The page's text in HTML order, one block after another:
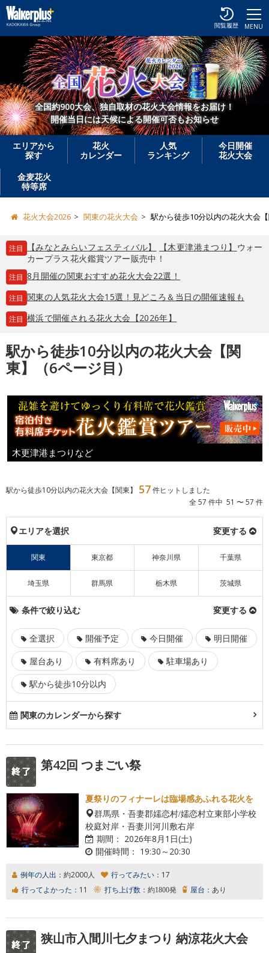
MENU
閲覧履歴
全国約900大会、独自取材の花火大会情報をお届け！
開催当日には天候による開催可否もお知らせ
エリアから
探す
花火
カレンダー
人気
ランキング
今日開催
花火大会
金麦花火
特等席
花火大会2026 関東の花火大会 駅から徒歩10分以内の花火大会
注目 【みなとみらいフェスティバル】 【木更津港まつり】 ウォー
カープラス花火鑑賞ツアー販売中！
注目 8月開催の関東おすすめ花火大会22選！
注目 関東の人気花火大会15選！見どころ＆当日の開催速報も
注目 横浜で開催される花火大会【2026年】
駅から徒歩10分以内の花火大会【関
東】（6ページ目）
木更津港まつりなど
駅から徒歩10分以内の花火大会【関東】 57件ヒットしました
全 57 件中 51 〜 57 件
エリアを選択 変更する
関東 東京都 神奈川県 千葉県
埼玉県 群馬県 栃木県 茨城県
条件で絞り込む 変更する
全選択 開催予定 今日開催
明日開催
屋台あり
有料席あり
駐車場あり
駅から徒歩10分以内
関東のカレンダーから探す
第42回 つまごい祭
夏祭りのフィナーレは臨場感あふれる花火を
群馬県・吾妻郡嬬恋村/嬬恋村立東部小学校
校庭対岸・吾妻川河川敷右岸
期間： 2026年8月1日(土)
開催時間： 19:30～20:30
例年の人出： 約2000人 行ってみたい： 17
行ってよかった： 11 打ち上げ数： 約1800発 屋台： あり
狭山市入間川七夕まつり 納涼花火大会